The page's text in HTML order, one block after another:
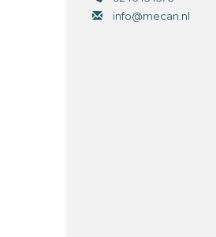
info@mecan.nl